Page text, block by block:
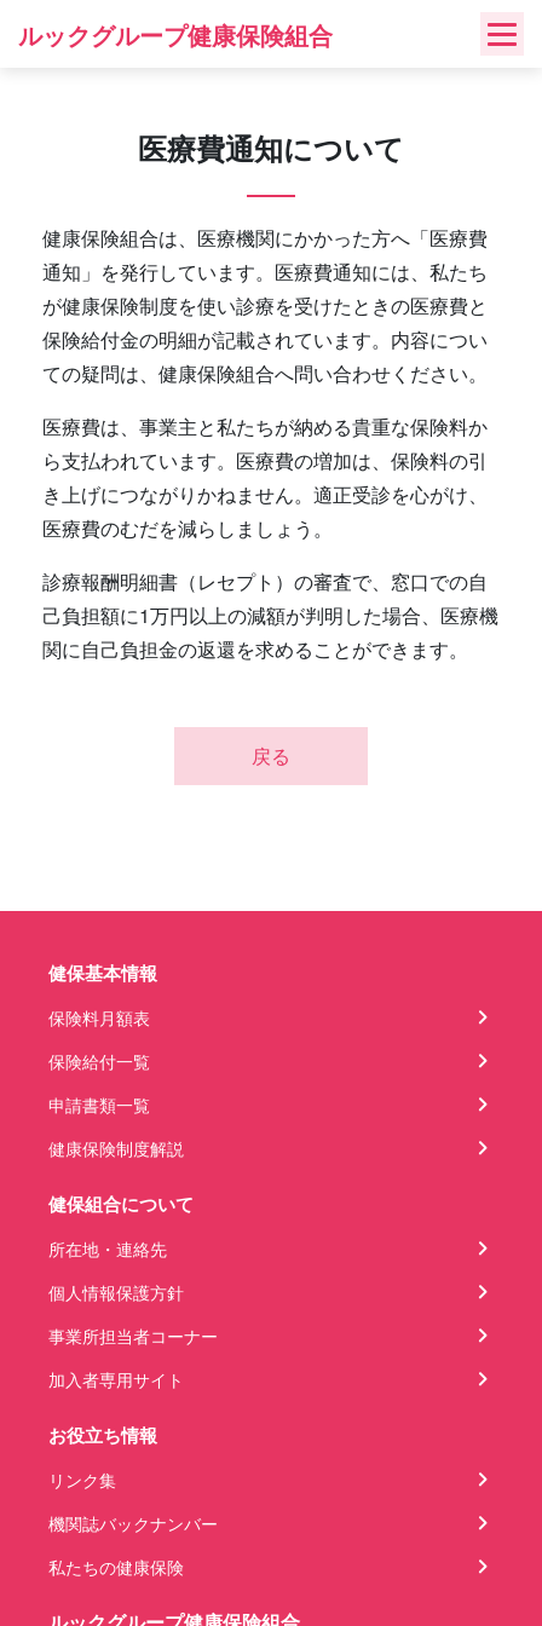
ルックグループ健康保険組合
医療費通知について
健康保険組合は、医療機関にかかった方へ「医療費
通知」を発行しています。医療費通知には、私たち
が健康保険制度を使い診療を受けたときの医療費と
保険給付金の明細が記載されています。内容につい
ての疑問は、健康保険組合へ問い合わせください。
医療費は、事業主と私たちが納める貴重な保険料か
ら支払われています。医療費の増加は、保険料の引
き上げにつながりかねません。適正受診を心がけ、
医療費のむだを減らしましょう。
診療報酬明細書（レセプト）の審査で、窓口での自
己負担額に1万円以上の減額が判明した場合、医療機
関に自己負担金の返還を求めることができます。
戻る
健保基本情報
保険料月額表
保険給付一覧
申請書類一覧
健康保険制度解説
健保組合について
所在地・連絡先
個人情報保護方針
事業所担当者コーナー
加入者専用サイト
お役立ち情報
リンク集
機関誌バックナンバー
私たちの健康保険